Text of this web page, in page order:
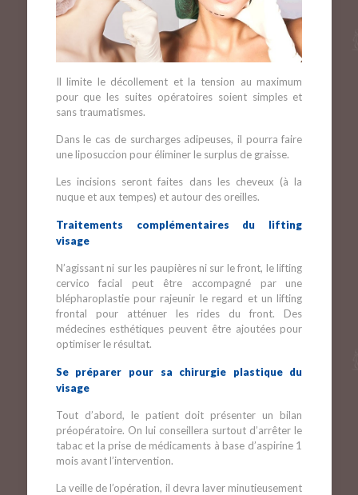
Il limite le décollement et la tension au maximum
pour que les suites opératoires soient simples et
sans traumatismes.
Dans le cas de surcharges adipeuses, il pourra faire
une liposuccion pour éliminer le surplus de graisse.
Les incisions seront faites dans les cheveux (à la
nuque et aux tempes) et autour des oreilles.
Traitements complémentaires du lifting
visage
N’agissant ni sur les paupières ni sur le front, le lifting
cervico facial peut être accompagné par une
blépharoplastie pour rajeunir le regard et un lifting
frontal pour atténuer les rides du front. Des
médecines esthétiques peuvent être ajoutées pour
optimiser le résultat.
Se préparer pour sa chirurgie plastique du
visage
Tout d’abord, le patient doit présenter un bilan
préopératoire. On lui conseillera surtout d’arrêter le
tabac et la prise de médicaments à base d’aspirine 1
mois avant l’intervention.
La veille de l’opération, il devra laver minutieusement